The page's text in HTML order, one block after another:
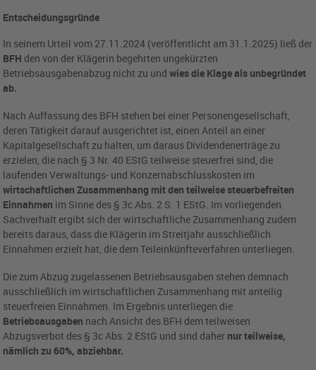
Entscheidungsgründe
In seinem Urteil vom 27.11.2024 (veröffentlicht am 31.1.2025) ließ der
BFH den von der Klägerin begehrten ungekürzten
Betriebsausgabenabzug nicht zu undwies die Klage als unbegründet
ab.
Nach Auffassung des BFH stehen bei einer Personengesellschaft,
deren Tätigkeit darauf ausgerichtet ist, einen Anteil an einer
Kapitalgesellschaft zu halten, um daraus Dividendenerträge zu
erzielen, die nach § 3 Nr. 40 EStG teilweise steuerfrei sind, die
laufenden Verwaltungs- und Konzernabschlusskosten im
wirtschaftlichen Zusammenhang mit den teilweise steuerbefreiten
Einnahmen im Sinne des § 3c Abs. 2 S. 1 EStG. Im vorliegenden
Sachverhalt ergibt sich der wirtschaftliche Zusammenhang zudem
bereits daraus, dass die Klägerin im Streitjahr ausschließlich
Einnahmen erzielt hat, die dem Teileinkünfteverfahren unterliegen.
Die zum Abzug zugelassenen Betriebsausgaben stehen demnach
ausschließlich im wirtschaftlichen Zusammenhang mit anteilig
steuerfreien Einnahmen. Im Ergebnis unterliegen die
Betriebsausgaben nach Ansicht des BFH dem teilweisen
Abzugsverbot des § 3c Abs. 2 EStG und sind daher nur teilweise,
nämlich zu 60%, abziehbar.